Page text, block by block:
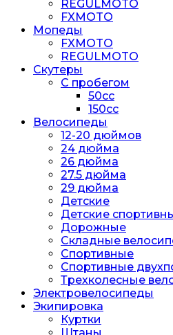
REGULMOTO
FXMOTO
Мопеды
FXMOTO
REGULMOTO
Скутеры
С пробегом
50cc
150cc
Велосипеды
12-20 дюймов
24 дюйма
26 дюйма
27.5 дюйма
29 дюйма
Детские
Детские
Дорожные
Складные
Спортивные
Спортивные
Трехколесные
Электровелосипеды
Экипировка
Куртки